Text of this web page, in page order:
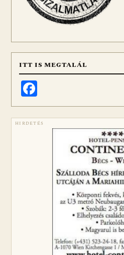
ITT IS MEGTALÁL
HIRDETÉS